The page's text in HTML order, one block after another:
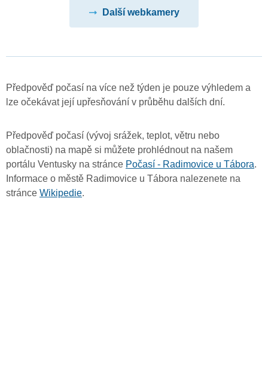
Další webkamery
Předpověď počasí na více než týden je pouze výhledem a
lze očekávat její upřesňování v průběhu dalších dní.
Předpověď počasí (vývoj srážek, teplot, větru nebo
oblačnosti) na mapě si můžete prohlédnout na našem
portálu Ventusky na stránce Počasí - Radimovice u Tábora.
Informace o městě Radimovice u Tábora nalezenete na
stránce Wikipedie.